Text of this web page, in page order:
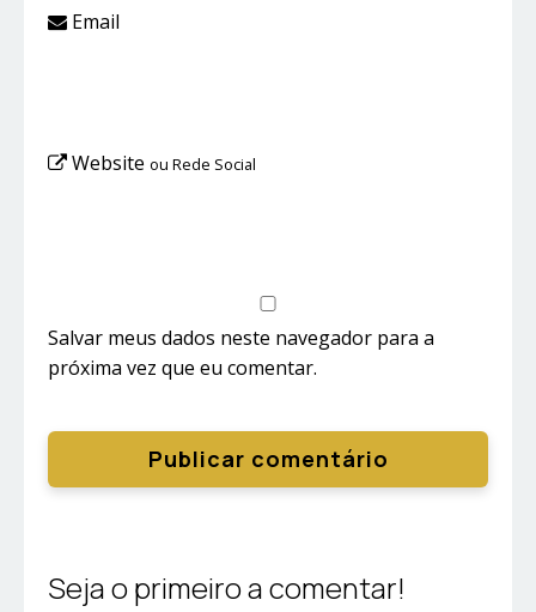
Email
Website ou Rede Social
Salvar meus dados neste navegador para a
próxima vez que eu comentar.
Seja o primeiro a comentar!